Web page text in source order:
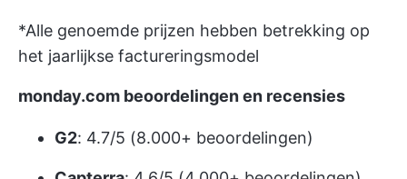
*Alle genoemde prijzen hebben betrekking op
het jaarlijkse factureringsmodel
monday.com beoordelingen en recensies
G2: 4.7/5 (8.000+ beoordelingen)